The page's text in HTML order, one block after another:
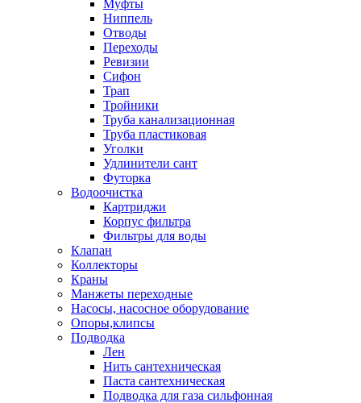
Муфты
Ниппель
Отводы
Переходы
Ревизии
Сифон
Трап
Тройники
Труба канализационная
Труба пластиковая
Уголки
Удлинители сант
Футорка
Водоочистка
Картриджи
Корпус фильтра
Фильтры для воды
Клапан
Коллекторы
Краны
Манжеты переходные
Насосы, насосное оборудование
Опоры,клипсы
Подводка
Лен
Нить сантехническая
Паста сантехническая
Подводка для газа сильфонная